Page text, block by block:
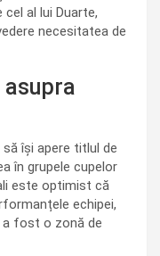
al lui Duarte,
necesitatea de
își apere titlul de
în grupele cupelor
este optimist că
echipei,
a fost o zonă de